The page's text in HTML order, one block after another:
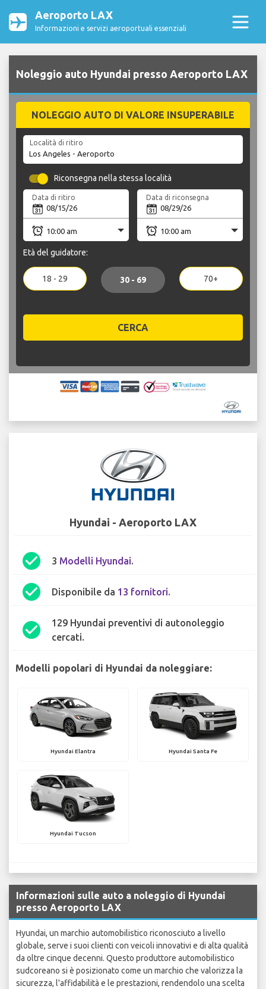
Aeroporto LAX
Informazioni e servizi aeroportuali essenziali
Noleggio auto Hyundai presso Aeroporto LAX
NOLEGGIO AUTO DI VALORE INSUPERABILE
Località di ritiro
Riconsegna nella stessa località
Data di ritiro Data di riconsegna
Età del guidatore:
18 - 29 30 - 69 70+
CERCA
Hyundai - Aeroporto LAX
check_circle 3 Modelli Hyundai.
check_circle Disponibile da 13 fornitori.
check_circle
129 Hyundai preventivi di autonoleggio
cercati.
Modelli popolari di Hyundai da noleggiare:
Hyundai Elantra Hyundai Santa Fe
Hyundai Tucson
Informazioni sulle auto a noleggio di Hyundai
presso Aeroporto LAX
Hyundai, un marchio automobilistico riconosciuto a livello
globale, serve i suoi clienti con veicoli innovativi e di alta qualità
da oltre cinque decenni. Questo produttore automobilistico
sudcoreano si è posizionato come un marchio che valorizza la
sicurezza, l'affidabilità e le prestazioni, rendendolo una scelta